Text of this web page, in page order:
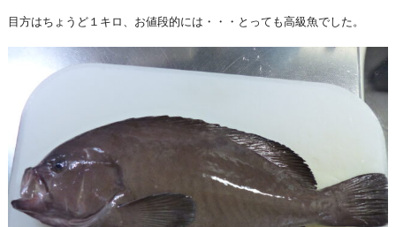
目方はちょうど１キロ、お値段的には・・・とっても高級魚でした。